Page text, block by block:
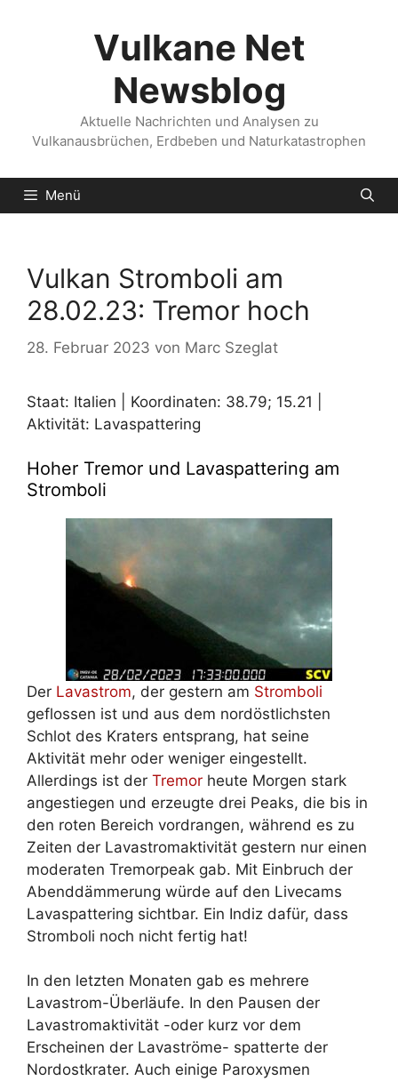
Vulkane Net
Newsblog
Aktuelle Nachrichten und Analysen zu
Vulkanausbrüchen, Erdbeben und Naturkatastrophen
Menü
Vulkan Stromboli am
28.02.23: Tremor hoch
28. Februar 2023 von Marc Szeglat
Staat: Italien | Koordinaten: 38.79; 15.21 |
Aktivität: Lavaspattering
Hoher Tremor und Lavaspattering am
Stromboli
Der Lavastrom, der gestern am Stromboli
geflossen ist und aus dem nordöstlichsten
Schlot des Kraters entsprang, hat seine
Aktivität mehr oder weniger eingestellt.
Allerdings ist der Tremor heute Morgen stark
angestiegen und erzeugte drei Peaks, die bis in
den roten Bereich vordrangen, während es zu
Zeiten der Lavastromaktivität gestern nur einen
moderaten Tremorpeak gab. Mit Einbruch der
Abenddämmerung würde auf den Livecams
Lavaspattering sichtbar. Ein Indiz dafür, dass
Stromboli noch nicht fertig hat!
In den letzten Monaten gab es mehrere
Lavastrom-Überläufe. In den Pausen der
Lavastromaktivität -oder kurz vor dem
Erscheinen der Lavaströme- spatterte der
Nordostkrater. Auch einige Paroxysmen